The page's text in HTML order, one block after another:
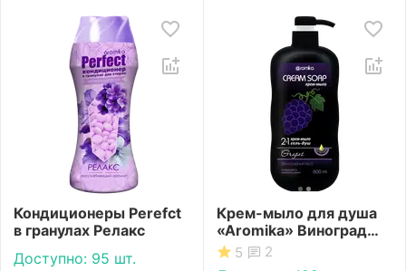
Кондиционеры Perefct
в гранулах Релакс
Доступно: 95 шт.
Крем-мыло для душа
«Aromika» Виноград
800 мл
5 2